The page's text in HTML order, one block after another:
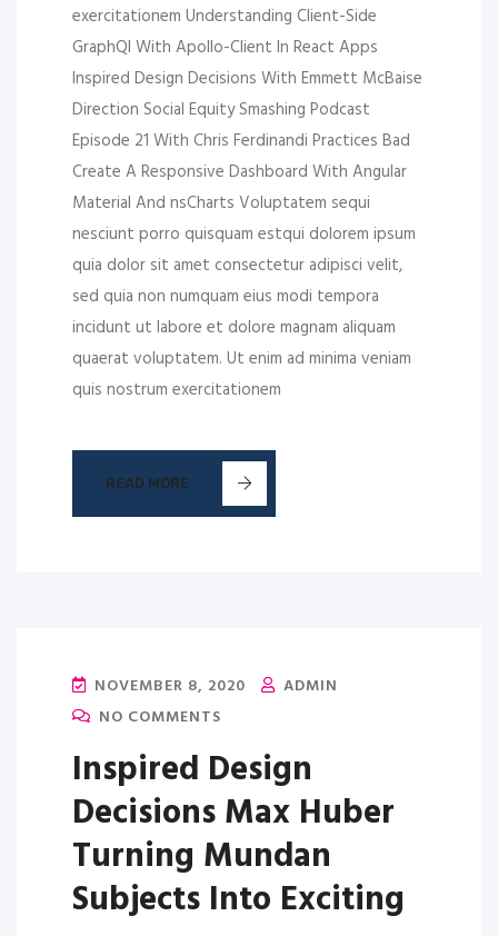
exercitationem Understanding Client-Side
GraphQl With Apollo-Client In React Apps
Inspired Design Decisions With Emmett McBaise
Direction Social Equity Smashing Podcast
Episode 21 With Chris Ferdinandi Practices Bad
Create A Responsive Dashboard With Angular
Material And nsCharts Voluptatem sequi
nesciunt porro quisquam estqui dolorem ipsum
quia dolor sit amet consectetur adipisci velit,
sed quia non numquam eius modi tempora
incidunt ut labore et dolore magnam aliquam
quaerat voluptatem. Ut enim ad minima veniam
quis nostrum exercitationem
READ MORE
NOVEMBER 8, 2020
ADMIN
NO COMMENTS
Inspired Design
Decisions Max Huber
Turning Mundan
Subjects Into Exciting